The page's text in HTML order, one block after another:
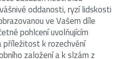
oddanosti, ryzí lidskosti
ve Vašem díle
pohlcení uvolňujícím
příležitost k rozechvění
založení a k slzám z